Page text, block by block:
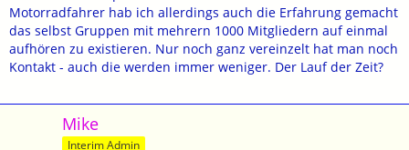
Motorradfahrer hab ich allerdings auch die Erfahrung gemacht
das selbst Gruppen mit mehrern 1000 Mitgliedern auf einmal
aufhören zu existieren. Nur noch ganz vereinzelt hat man noch
Kontakt - auch die werden immer weniger. Der Lauf der Zeit?
Mike
Interim Admin